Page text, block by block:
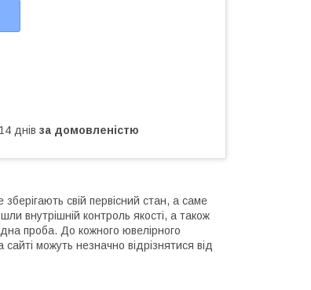
днів за домовленістю
свій первісний стан, а саме
внутрішній контроль якості, а також
проба. До кожного ювелірного
можуть незначно відрізнятися від